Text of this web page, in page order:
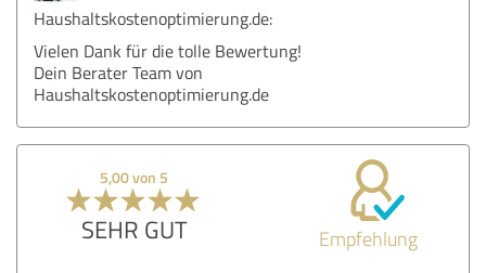
Haushaltskostenoptimierung.de:
Vielen Dank für die tolle Bewertung!
Dein Berater Team von
Haushaltskostenoptimierung.de
5,00 von 5
SEHR GUT Empfehlung